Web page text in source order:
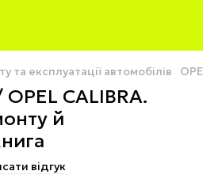
та експлуатації автомобілів
OPEL CALIВRA.
й
відгук